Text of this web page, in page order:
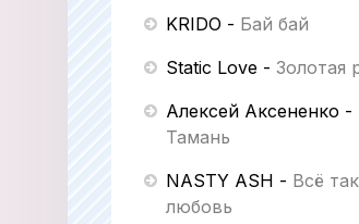
KRIDO - Бай бай
Static Love - Золотая
Алексей Аксененко -
Тамань
NASTY ASH - Всё
любовь